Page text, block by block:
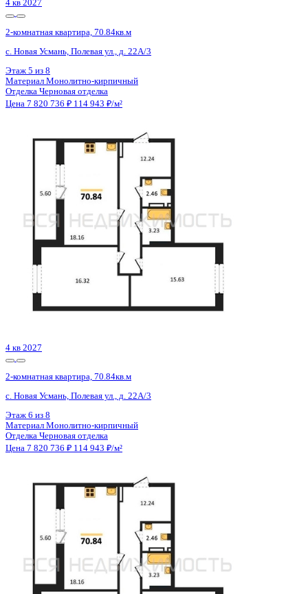
Этаж
Материал
Кирпичный
Отделка Предчистовая отделка
Цена 7 821 000 ₽ 116 384 ₽/м²
Сдан
2-комнатная квартира, 71.1кв.м
Воронеж, Здоровья пер., д. 90г/1 к.1
Этаж 14 из 16
Цена 7 821 000 ₽ 116 384 ₽/м²